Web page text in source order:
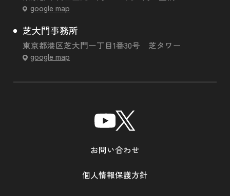
google map
芝大門事務所
東京都港区芝大門一丁目1番30号 芝タワー
google map
お問い合わせ
個人情報保護方針